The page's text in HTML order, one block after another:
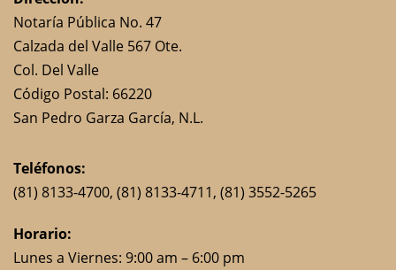
Notaría Pública No. 47
Calzada del Valle 567 Ote.
Col. Del Valle
Código Postal: 66220
San Pedro Garza García, N.L.
Teléfonos:
(81) 8133-4700, (81) 8133-4711, (81) 3552-5265
Horario:
Lunes a Viernes: 9:00 am – 6:00 pm